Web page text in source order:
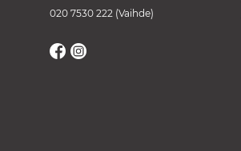
020 7530 222 (Vaihde)